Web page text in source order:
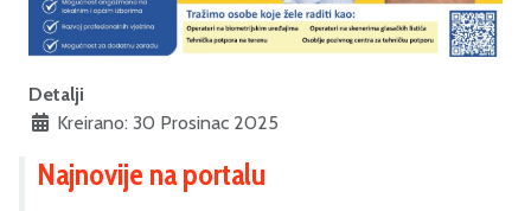
Detalji
Kreirano: 30 Prosinac 2025
Najnovije na portalu